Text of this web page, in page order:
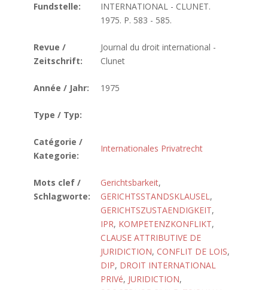
Fundstelle:
INTERNATIONAL - CLUNET.
1975. P. 583 - 585.
Revue /
Zeitschrift:
Journal du droit international -
Clunet
Année / Jahr: 1975
Type / Typ:
Catégorie /
Kategorie:
Internationales Privatrecht
Mots clef /
Schlagworte:
Gerichtsbarkeit,
GERICHTSSTANDSKLAUSEL,
GERICHTSZUSTAENDIGKEIT,
IPR, KOMPETENZKONFLIKT,
CLAUSE ATTRIBUTIVE DE
JURIDICTION, CONFLIT DE LOIS,
DIP, DROIT INTERNATIONAL
PRIVé, JURIDICTION,